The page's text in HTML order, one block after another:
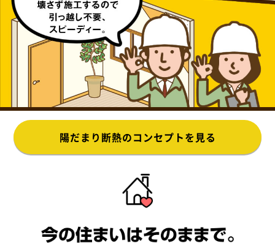
陽だまり断熱のコンセプトを見る